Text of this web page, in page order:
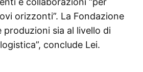
orizzonti”. La Fondazione
produzioni sia al livello di
conclude Lei.